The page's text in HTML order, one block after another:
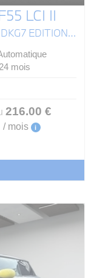
LCI II
HATCH 5 PORTES COOPER 136 CH DKG7 EDITION PREMIUM
mois
216.00 €
/ mois i